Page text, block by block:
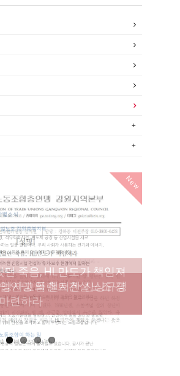
New
던 죽음, HL만도가 책임져
사고의 철저한 진상규명
련하라
연맹 플랜트건설노조 강
] 폭염감시단 사업 이모저
비스연맹 전국학교비정
부 김유미 춘천지회장
노동자 합창단 모임